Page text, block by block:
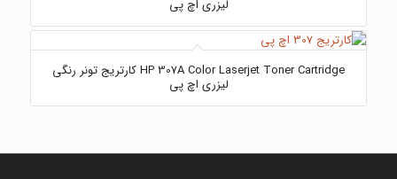
لیزری اچ پی
HP 307A Color Laserjet Toner Cartridge کارتریج تونر رنگی
لیزری اچ پی